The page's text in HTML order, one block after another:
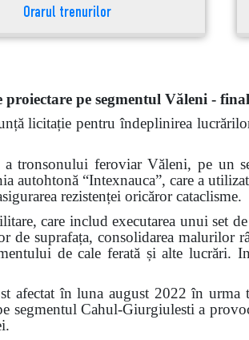
Orarul trenurilor
proiectare pe segmentul Văleni -
licitație pentru îndeplinirea
a tronsonului feroviar Văleni, pe un
autohtonă “Intexnauca”, care a
rezistenței oricăror cataclisme.
care includ executarea unui set
de suprafața, consolidarea malurilor
de cale ferată și alte lucrări.
afectat în luna august 2022 în urma
segmentul Cahul-Giurgiulesti a